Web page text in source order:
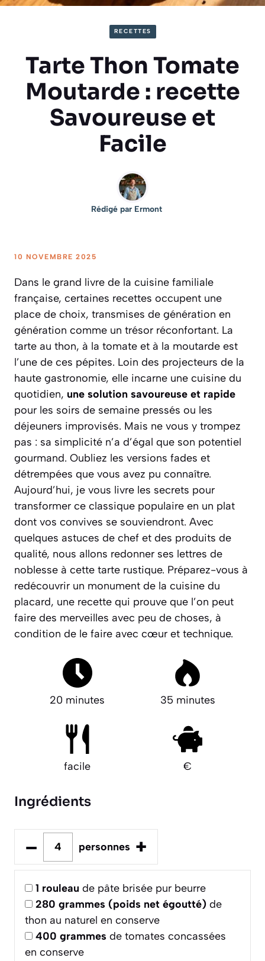
RECETTES
Tarte Thon Tomate
Moutarde : recette
Savoureuse et
Facile
Rédigé par Ermont
10 NOVEMBRE 2025
Dans le grand livre de la cuisine familiale
française, certaines recettes occupent une
place de choix, transmises de génération en
génération comme un trésor réconfortant. La
tarte au thon, à la tomate et à la moutarde est
l’une de ces pépites. Loin des projecteurs de la
haute gastronomie, elle incarne une cuisine du
quotidien, une solution savoureuse et rapide
pour les soirs de semaine pressés ou les
déjeuners improvisés. Mais ne vous y trompez
pas : sa simplicité n’a d’égal que son potentiel
gourmand. Oubliez les versions fades et
détrempées que vous avez pu connaître.
Aujourd’hui, je vous livre les secrets pour
transformer ce classique populaire en un plat
dont vos convives se souviendront. Avec
quelques astuces de chef et des produits de
qualité, nous allons redonner ses lettres de
noblesse à cette tarte rustique. Préparez-vous à
redécouvrir un monument de la cuisine du
placard, une recette qui prouve que l’on peut
faire des merveilles avec peu de choses, à
condition de le faire avec cœur et technique.
20 minutes 35 minutes
facile €
Ingrédients
– personnes +
1 rouleau de pâte brisée pur beurre
280 grammes (poids net égoutté) de
thon au naturel en conserve
400 grammes de tomates concassées
en conserve